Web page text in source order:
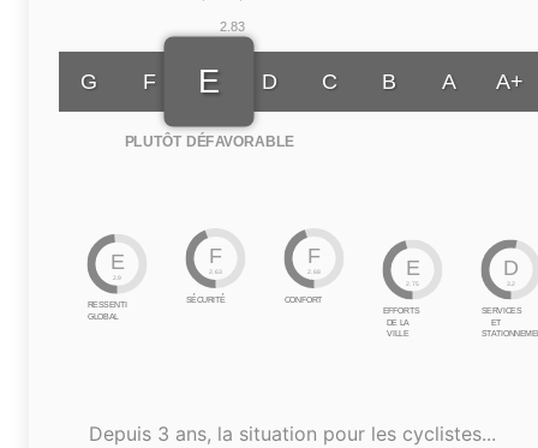
G F
2.83
E
PLUTÔT DÉFAVORABLE
D C B A A+
E
2.9
RESSENTI
GLOBAL
F
2.63
SÉCURITÉ
F
2.68
CONFORT
E
2.75
EFFORTS
DE LA
VILLE
D
3.2
SERVICES
ET
Depuis 3 ans, la situation pour les cyclistes...